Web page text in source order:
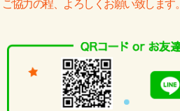
ご協力の程、よろしくお願い致します。